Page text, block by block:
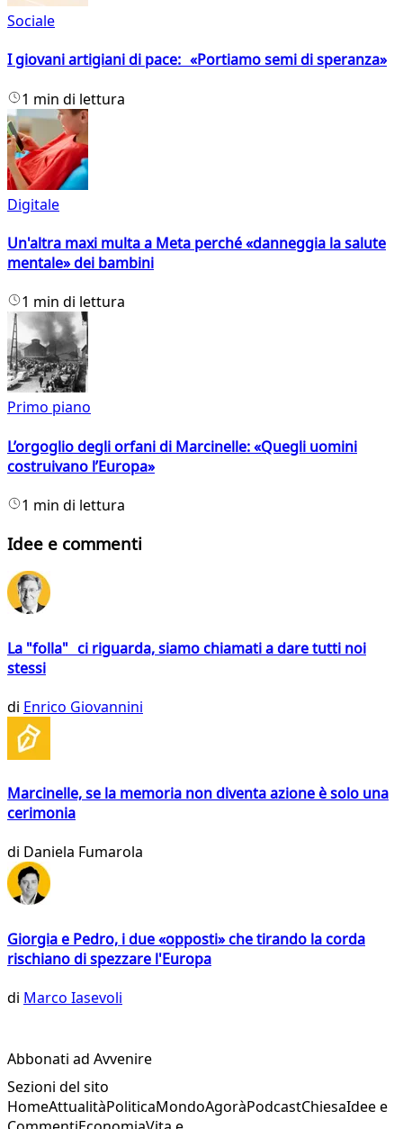
Sociale
I giovani artigiani di pace: «Portiamo semi di speranza»
1 min di lettura
Digitale
Un'altra maxi multa a Meta perché «danneggia la salute
mentale» dei bambini
1 min di lettura
Primo piano
L’orgoglio degli orfani di Marcinelle: «Quegli uomini
costruivano l’Europa»
1 min di lettura
Idee e commenti
La "folla" ci riguarda, siamo chiamati a dare tutti noi
stessi
di Enrico Giovannini
Marcinelle, se la memoria non diventa azione è solo una
cerimonia
di Daniela Fumarola
Giorgia e Pedro, i due «opposti» che tirando la corda
rischiano di spezzare l'Europa
di Marco Iasevoli
Abbonati ad Avvenire
Sezioni del sito
HomeAttualitàPoliticaMondoAgoràPodcastChiesaIdee e